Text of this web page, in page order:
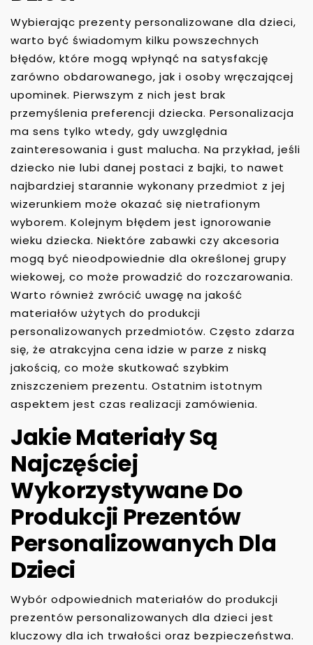
Wybierając prezenty personalizowane dla dzieci,
warto być świadomym kilku powszechnych
błędów, które mogą wpłynąć na satysfakcję
zarówno obdarowanego, jak i osoby wręczającej
upominek. Pierwszym z nich jest brak
przemyślenia preferencji dziecka. Personalizacja
ma sens tylko wtedy, gdy uwzględnia
zainteresowania i gust malucha. Na przykład, jeśli
dziecko nie lubi danej postaci z bajki, to nawet
najbardziej starannie wykonany przedmiot z jej
wizerunkiem może okazać się nietrafionym
wyborem. Kolejnym błędem jest ignorowanie
wieku dziecka. Niektóre zabawki czy akcesoria
mogą być nieodpowiednie dla określonej grupy
wiekowej, co może prowadzić do rozczarowania.
Warto również zwrócić uwagę na jakość
materiałów użytych do produkcji
personalizowanych przedmiotów. Często zdarza
się, że atrakcyjna cena idzie w parze z niską
jakością, co może skutkować szybkim
zniszczeniem prezentu. Ostatnim istotnym
aspektem jest czas realizacji zamówienia.
Jakie Materiały Są
Najczęściej
Wykorzystywane Do
Produkcji Prezentów
Personalizowanych Dla
Dzieci
Wybór odpowiednich materiałów do produkcji
prezentów personalizowanych dla dzieci jest
kluczowy dla ich trwałości oraz bezpieczeństwa.